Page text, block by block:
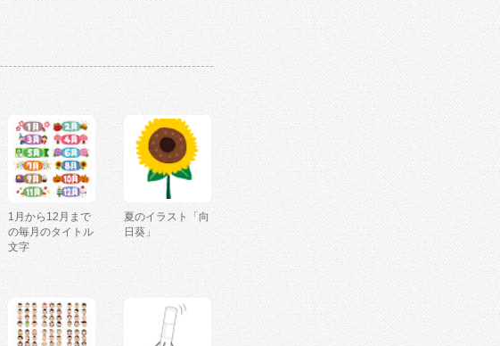
1月から12月まで
の毎月のタイトル
文字
夏のイラスト「向
日葵」